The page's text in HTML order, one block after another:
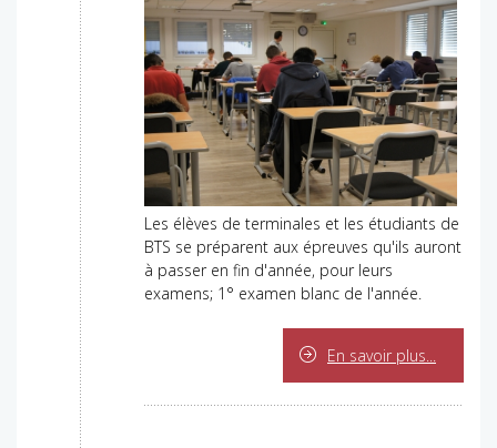
Les élèves de terminales et les étudiants de
BTS se préparent aux épreuves qu'ils auront
à passer en fin d'année, pour leurs
examens; 1° examen blanc de l'année.
En savoir plus...